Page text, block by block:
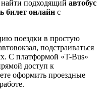
подходящий автобус
билет онлайн с
поездки в простую
подстраиваться
С платформой «T-Bus»
доступ к
оформить проездные